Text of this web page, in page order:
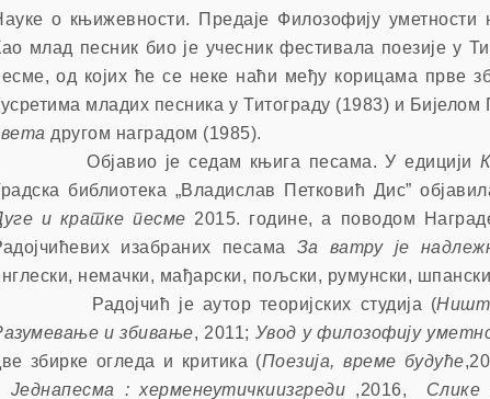
о књижевности. Предаје Филозофију уметности
млад песник био је учесник фестивала поезије у
од којих ће се неке наћи међу корицама прве
младих песника у Титограду (1983) и
другом наградом (1985).
Објавио је седам књига песама.У едицији
библиотека „Владислав Петковић Дис”
и кратке песме 2015. године, а поводом
изабраних песама За ватру је
немачки, мађарски, пољски, румунски, шпански
Радојчић је аутор теоријских студија (
и збивање, 2011; Увод у филозофију
збирке огледа и критика (Поезија, време будуће
Једнапесма : херменеутичкиизгреди ,2016, Слике